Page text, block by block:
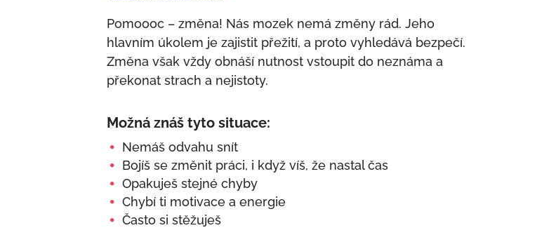
Pomoooc – změna! Nás mozek nemá změny rád. Jeho
hlavním úkolem je zajistit přežití, a proto vyhledává bezpečí.
Změna však vždy obnáší nutnost vstoupit do neznáma a
překonat strach a nejistoty.
Možná znáš tyto situace:
Nemáš odvahu snít
Bojíš se změnit práci, i když víš, že nastal čas
Opakuješ stejné chyby
Chybí ti motivace a energie
Často si stěžuješ